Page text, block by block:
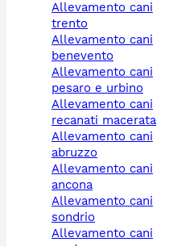
allevamento cani
trento
allevamento cani
benevento
allevamento cani
pesaro e urbino
allevamento cani
recanati macerata
allevamento cani
abruzzo
allevamento cani
ancona
allevamento cani
sondrio
allevamento cani